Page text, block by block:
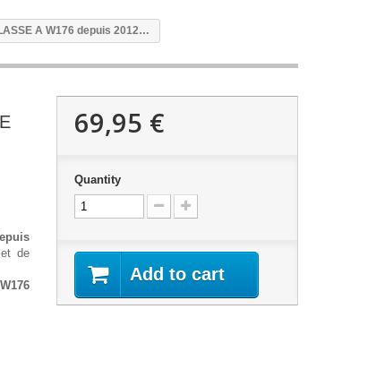
A W176 depuis 2012…
de
69,95 €
Quantity
Add to cart